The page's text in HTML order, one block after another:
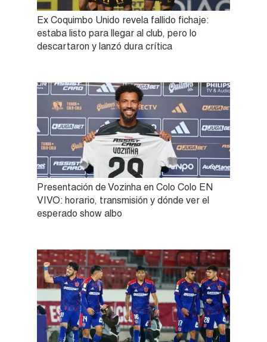
Ex Coquimbo Unido revela fallido fichaje:
estaba listo para llegar al club, pero lo
descartaron y lanzó dura crítica
Presentación de Vozinha en Colo Colo EN
VIVO: horario, transmisión y dónde ver el
esperado show albo